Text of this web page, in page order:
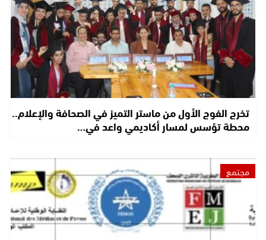
تخرج الفوج الأول من ماستر التميز في الصحافة والإعلام..
محطة تؤسس لمسار أكاديمي واعد في…
مجتمع